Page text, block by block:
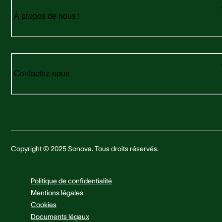
À propos de nous !
Contactez-nous
Copyright © 2025 Sonova. Tous droits réservés.
Politique de confidentialité
Mentions légales
Cookies
Documents légaux